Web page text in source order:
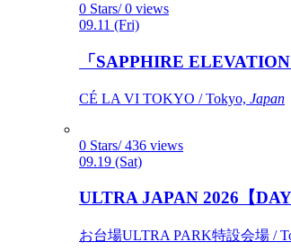
0 Stars/ 0 views
09.11 (Fri)
「SAPPHIRE
CÉ LA VI TOKYO / Tokyo, Japan
0 Stars/ 436 views
09.19 (Sat)
ULTRA JAPAN 2026【DAY
お台場ULTRA PARK特設会場 /